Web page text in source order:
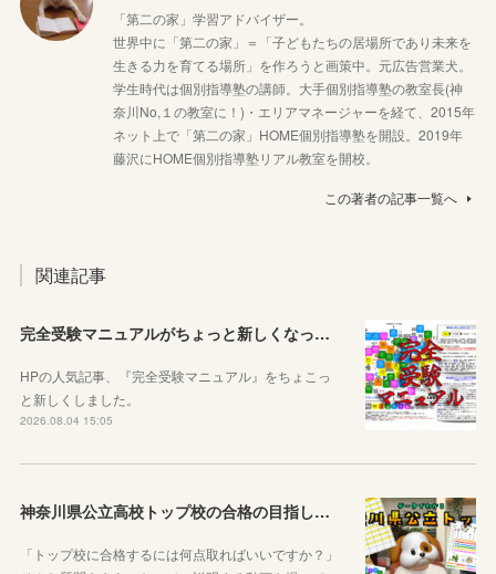
「第二の家」学習アドバイザー。
世界中に「第二の家」＝「子どもたちの居場所であり未来を
生きる力を育てる場所」を作ろうと画策中。元広告営業犬。
学生時代は個別指導塾の講師。大手個別指導塾の教室長(神
奈川No,１の教室に！)・エリアマネージャーを経て、2015年
ネット上で「第二の家」HOME個別指導塾を開設。2019年
藤沢にHOME個別指導塾リアル教室を開校。
この著者の記事一覧へ
関連記事
完全受験マニュアルがちょっと新しくなったよ！
HPの人気記事、『完全受験マニュアル』をちょこっ
と新しくしました。
2026.08.04 15:05
神奈川県公立高校トップ校の合格の目指し方について動画をアップしました
「トップ校に合格するには何点取ればいいですか？」